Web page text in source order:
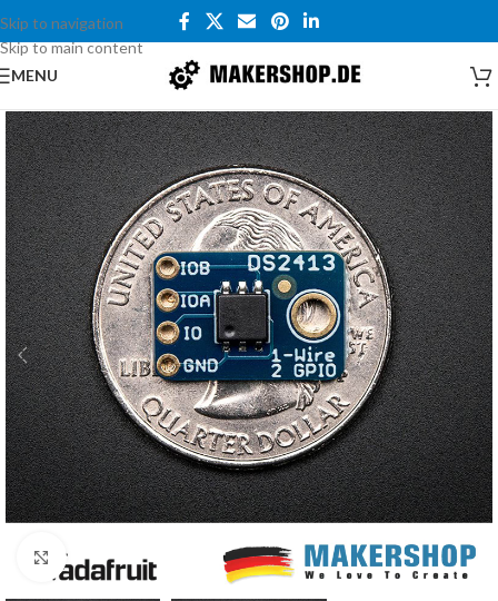
Skip to navigation
Skip to main content
MENU
Click to enlarge